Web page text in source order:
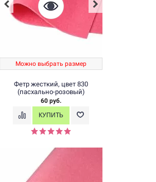
Можно выбрать размер
Фетр жесткий, цвет 830
(пасхально-розовый)
60 руб.